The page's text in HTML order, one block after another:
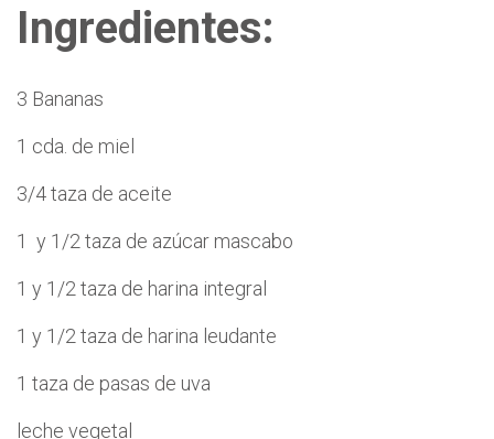
Ingredientes:
3 Bananas
1 cda. de miel
3/4 taza de aceite
1 y 1/2 taza de azúcar mascabo
1 y 1/2 taza de harina integral
1 y 1/2 taza de harina leudante
1 taza de pasas de uva
leche vegetal